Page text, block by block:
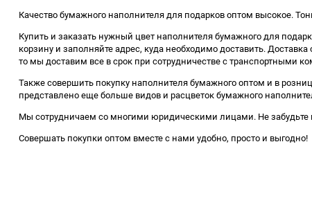
Качество бумажного наполнителя для подарков оптом высокое.
Купить и заказать нужный цвет наполнителя бумажного для
корзину и заполняйте адрес, куда необходимо доставить.
то мы доставим все в срок при сотрудничестве с транспортными
Также совершить покупку наполнителя бумажного оптом и в
представлено еще больше видов и расцветок бумажного
Мы сотрудничаем со многими юридическими лицами. Не забудьте
Совершать покупки оптом вместе с нами удобно, просто и выгодно!